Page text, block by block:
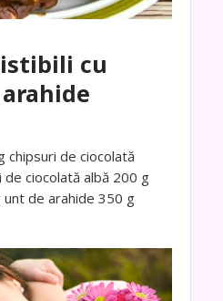
cu
de ciocolată
ciocolată albă 200 g
de arahide 350 g